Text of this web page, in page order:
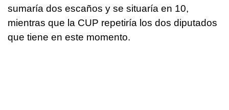
sumaría dos escaños y se situaría en 10,
mientras que la CUP repetiría los dos diputados
que tiene en este momento.